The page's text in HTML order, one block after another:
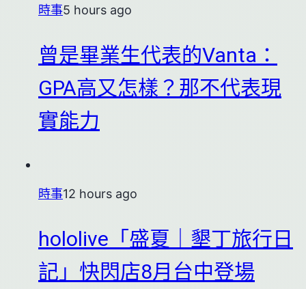
時事5 hours ago
曾是畢業生代表的Vanta：
GPA高又怎樣？那不代表現
實能力
時事12 hours ago
hololive「盛夏｜墾丁旅行日
記」快閃店8月台中登場